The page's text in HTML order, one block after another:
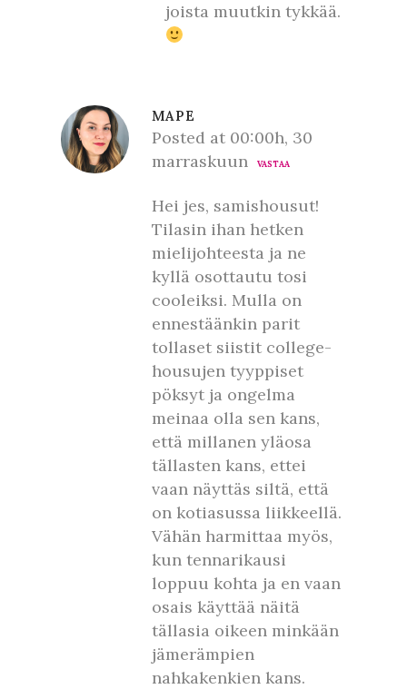
joista muutkin tykkää.
MAPE
Posted at 00:00h, 30
marraskuun
VASTAA
Hei jes, samishousut!
Tilasin ihan hetken
mielijohteesta ja ne
kyllä osottautu tosi
cooleiksi. Mulla on
ennestäänkin parit
tollaset siistit college-
housujen tyyppiset
pöksyt ja ongelma
meinaa olla sen kans,
että millanen yläosa
tällasten kans, ettei
vaan näyttäs siltä, että
on kotiasussa liikkeellä.
Vähän harmittaa myös,
kun tennarikausi
loppuu kohta ja en vaan
osais käyttää näitä
tällasia oikeen minkään
jämerämpien
nahkakenkien kans.